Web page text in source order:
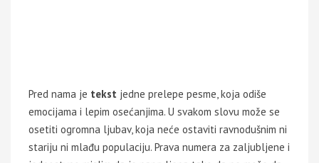
Pred nama je tekst jedne prelepe pesme, koja odiše
emocijama i lepim osećanjima. U svakom slovu može se
osetiti ogromna ljubav, koja neće ostaviti ravnodušnim ni
stariju ni mlađu populaciju. Prava numera za zaljubljene i